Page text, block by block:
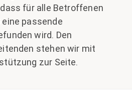
für alle Betroffenen
eine passende
wird. Den
stehen wir mit
zur Seite.